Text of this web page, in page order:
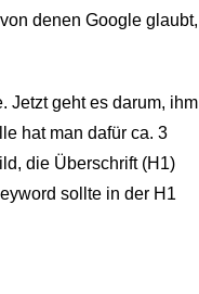
denen Google glaubt,
Jetzt geht es darum, ihm
hat man dafür ca. 3
die Überschrift (H1)
sollte in der H1